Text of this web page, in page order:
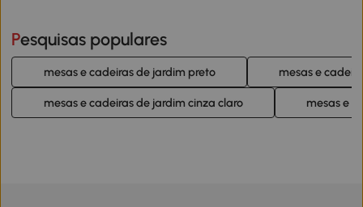
Pesquisas populares
mesas e cadeiras de jardim preto mesas e
mesas e cadeiras de jardim cinza claro mesas e